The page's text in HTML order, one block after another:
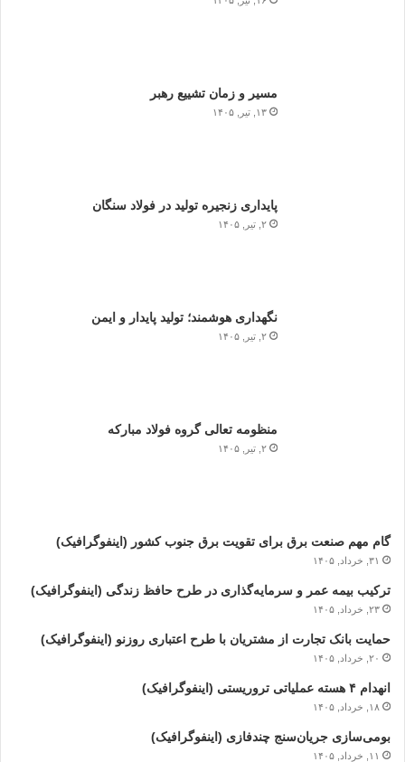
مسیر و زمان تشییع رهبر
۱۳, تیر, ۱۴۰۵
پایداری زنجیره تولید در فولاد سنگان
۲, تیر, ۱۴۰۵
نگهداری هوشمند؛ تولید پایدار و ایمن
۲, تیر, ۱۴۰۵
منظومه تعالی گروه فولاد مبارکه
۲, تیر, ۱۴۰۵
گام مهم صنعت برق برای تقویت برق جنوب کشور (اینفوگرافیک)
۳۱, خرداد, ۱۴۰۵
ترکیب بیمه عمر و سرمایه‌گذاری در طرح حافظ زندگی (اینفوگرافیک)
۲۳, خرداد, ۱۴۰۵
حمایت بانک تجارت از مشتریان با طرح اعتباری روزنو (اینفوگرافیک)
۲۰, خرداد, ۱۴۰۵
انهدام ۴ هسته عملیاتی تروریستی (اینفوگرافیک)
۱۸, خرداد, ۱۴۰۵
بومی‌سازی جریان‌سنج چندفازی (اینفوگرافیک)
۱۱, خرداد, ۱۴۰۵